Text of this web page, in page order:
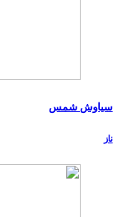
سیاوش شمس
ناز